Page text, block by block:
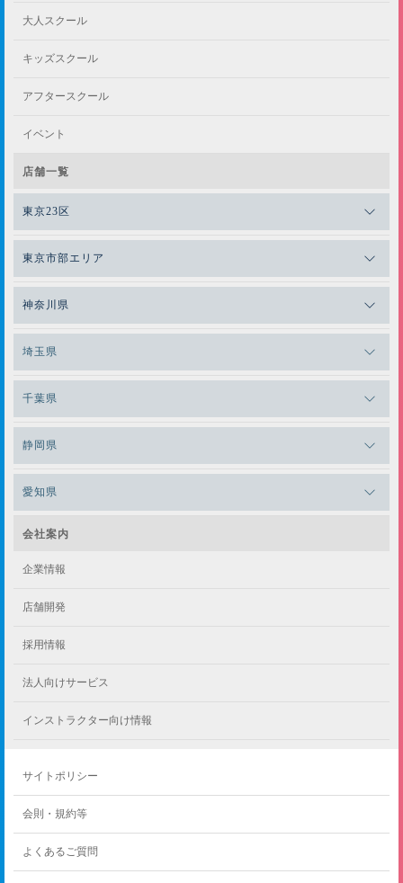
大人スクール
キッズスクール
アフタースクール
イベント
店舗一覧
東京23区
メガロスルフレ恵比寿
メガロス日比谷シャンテ
メガロス田端
メガロスルフレ田端
メガロスキッズ錦糸町
メガロス葛飾
東京市部エリア
メガロス三鷹
メガロスルフレ三鷹
メガロスルフレ武蔵小金井
メガロス小平テニススクール
神奈川県
メガロス上永谷
メガロスルフレ上永谷
メガロス日吉
メガロス綱島
メガロスルフレ綱島
メガロス市ヶ尾
メガロス鷺沼
メガロスルフレ鷺沼
メガロス相模大野
メガロス大和
埼玉県
メガロスルフレ草加
千葉県
メガロス本八幡
静岡県
愛知県
メガロステラッセ納屋橋
メガロス千種
会社案内
企業情報
店舗開発
採用情報
法人向けサービス
インストラクター向け情報
サイトポリシー
会則・規約等
よくあるご質問